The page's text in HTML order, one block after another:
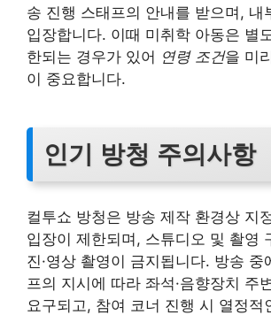
송 진행 스태프의 안내를 받으며, 내
입장합니다. 이때 미취학 아동은 별
한되는 경우가 있어 연령 조건을 미
이 중요합니다.
인기 방청 주의사항
컬투쇼 방청은 방송 제작 환경상 지
입장이 제한되며, 스튜디오 및 촬영
진·영상 촬영이 금지됩니다. 방송 중
프의 지시에 따라 좌석·음향장치 주
요구되고, 참여 코너 진행 시 열정적